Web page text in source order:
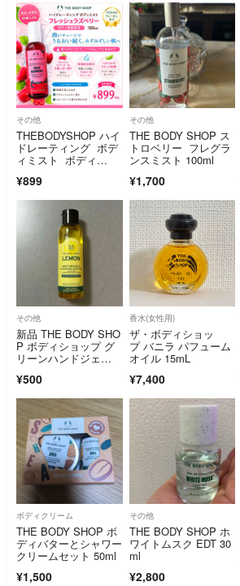
その他
THEBODYSHOP ハイ
ドレーティング ボデ
ィミスト ボディ
¥899
その他
THE BODY SHOP ス
トロベリー フレグラ
ンスミスト 100ml
¥1,700
その他
新品 THE BODY SHO
P ボディショップ グ
リーンハンドジェ
¥500
香水(女性用)
ザ・ボディショッ
プ バニラ パフューム
オイル 15mL
¥7,400
ボディクリーム
THE BODY SHOP ボ
ディバターとシャワー
クリームセット 50ml
¥1,500
その他
THE BODY SHOP ホ
ワイトムスク EDT 30
ml
¥2,800